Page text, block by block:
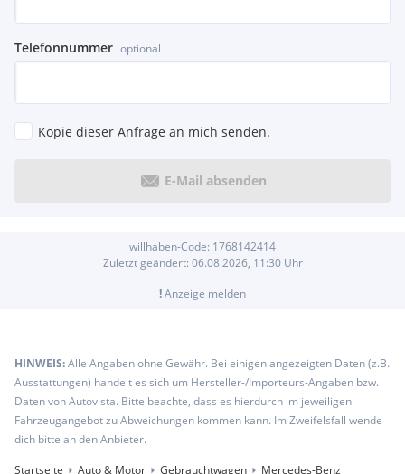
Telefonnummer optional
Kopie dieser Anfrage an mich senden.
E-Mail absenden
willhaben-Code: 1768142414
Zuletzt geändert: 06.08.2026, 11:30Uhr
!Anzeige melden
HINWEIS:Alle Angaben ohne Gewähr. Bei einigen angezeigten Daten (z.B.
Ausstattungen) handelt es sich um Hersteller-/Importeurs-Angaben bzw.
Daten von Autovista. Bitte beachte, dass es hierdurch im jeweiligen
Fahrzeugangebot zu Abweichungen kommen kann. Im Zweifelsfall wende
dich bitte an den Anbieter.
Startseite
Auto & Motor Gebrauchtwagen Mercedes-Benz